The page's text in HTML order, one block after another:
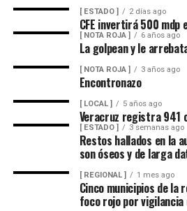
del huevo antes de comprarlo y
producto nacional, al asegurar
frescura y calidad, además de
miles de familias dedicadas a la
Finalmente, destacó que entre
operan ocho empresas
granjas avícolas, las cuales
fuente de empleo y desarrollo
comunidades rurales de ambas
[ ESTADO ] 2 días ago
CFE invertirá 500 mdp
[ NOTA ROJA ] 6 años ago
La golpean y le
[ NOTA ROJA ] 3 años ago
Encontronazo
[ LOCAL ] 5 años ago
Veracruz registra 941
[ ESTADO ] 3 semanas ago
Restos hallados en la
son óseos y de larga
[ REGIONAL ] 1 mes ago
Cinco municipios de la
foco rojo por vigilancia